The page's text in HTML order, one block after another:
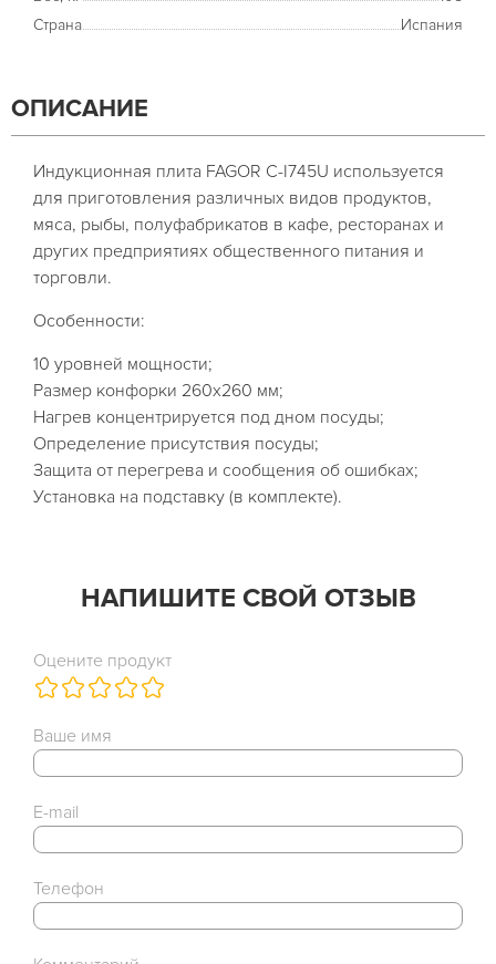
Страна
Испания
ОПИСАНИЕ
Индукционная плита FAGOR C-I745U используется
для приготовления различных видов продуктов,
мяса, рыбы, полуфабрикатов в кафе, ресторанах и
других предприятиях общественного питания и
торговли.
Особенности:
10 уровней мощности;
Размер конфорки 260x260 мм;
Нагрев концентрируется под дном посуды;
Определение присутствия посуды;
Защита от перегрева и сообщения об ошибках;
Установка на подставку (в комплекте).
НАПИШИТЕ СВОЙ ОТЗЫВ
Оцените продукт
Ваше имя
E-mail
Телефон